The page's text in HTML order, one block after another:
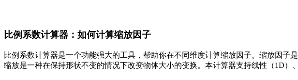
比例系数计算器：如何计算缩放因子
比例系数计算器是一个功能强大的工具，帮助你在不同维度计算缩放因子。缩放因子
缩放是一种在保持形状不变的情况下改变物体大小的变换。本计算器支持线性（1D）